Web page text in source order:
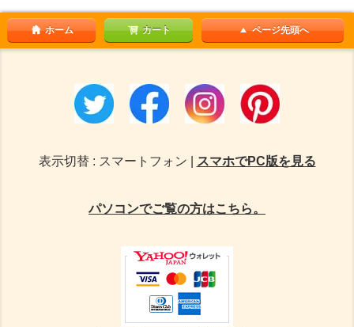
ホーム カート ページ先頭へ
表示切替 : スマートフォン | スマホでPC版を見る
パソコンでご覧の方はこちら。